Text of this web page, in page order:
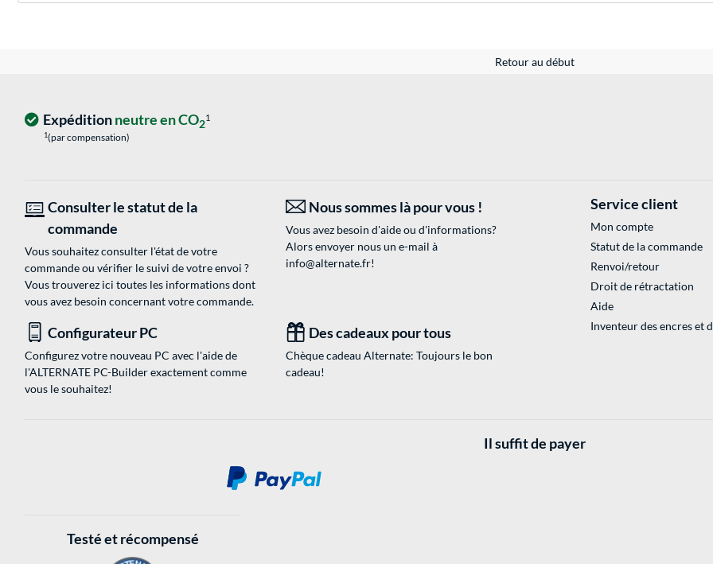
Retour au début
Expéditionneutre en CO21
1(par compensation)
Consulter le statut de la
commande
Vous souhaitez consulter l'état de votre
commande ou vérifier le suivi de votre envoi ?
Vous trouverez ici toutes les informations dont
vous avez besoin concernant votre commande.
Nous sommes là pour vous !
Vous avez besoin d'aide ou d'informations?
Alors envoyer nous un e-mail à
info@alternate.fr!
Configurateur PC
Configurez votre nouveau PC avec l'aide de
l'ALTERNATE PC-Builder exactement comme
vous le souhaitez!
Des cadeaux pour tous
Chèque cadeau Alternate: Toujours le bon
cadeau!
Service client
Mon compte
Statut de la commande
Renvoi/retour
Droit de rétractation
Aide
Inventeur des encres et
Il suffit de payer
Testé et récompensé